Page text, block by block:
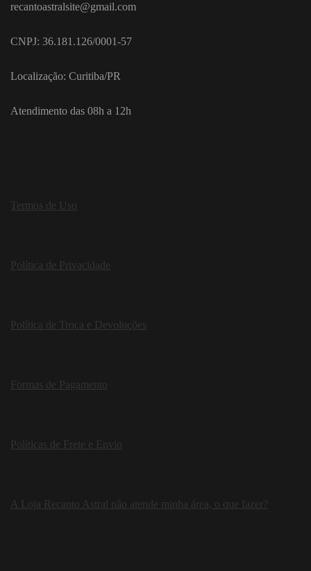
recantoastralsite@gmail.com
CNPJ: 36.181.126/0001-57
Localização: Curitiba/PR
Atendimento das 08h a 12h
Termos de Uso
Política de Privacidade
Política de Troca e Devoluções
Formas de Pagamento
Políticas de Frete e Envio
A Loja Recanto Astral não atende minha área, o que fazer?